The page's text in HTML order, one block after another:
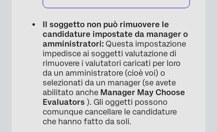
Il soggetto non può rimuovere le
candidature impostate da manager o
amministratori: Questa impostazione
impedisce ai soggetti valutazione di
rimuovere i valutatori caricati per loro
da un amministratore (cioè voi) o
selezionati da un manager (se avete
abilitato anche Manager May Choose
Evaluators ). Gli oggetti possono
comunque cancellare le candidature
che hanno fatto da soli.